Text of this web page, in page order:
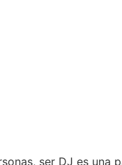
ser DJ es una